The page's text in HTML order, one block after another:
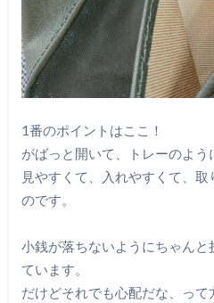
1番のポイントはここ！
がばっと開いて、トレーのよう
見やすくて、入れやすくて、
のです。
小銭が落ちないようにちゃん
ています。
だけどそれでも心配だな、って